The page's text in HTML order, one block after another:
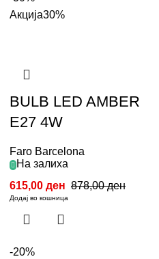
Акција30%
BULB LED AMBER
E27 4W
Faro Barcelona
На залиха
878,00ден
615,00 ден
Додај во кошница
-20%